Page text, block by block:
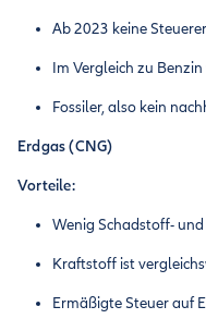
Ab 2023 keine
Im Vergleich zu
Fossiler, also kein
Erdgas (CNG)
Vorteile:
Wenig Schadstoff-
Kraftstoff ist
Ermäßigte Steuer auf